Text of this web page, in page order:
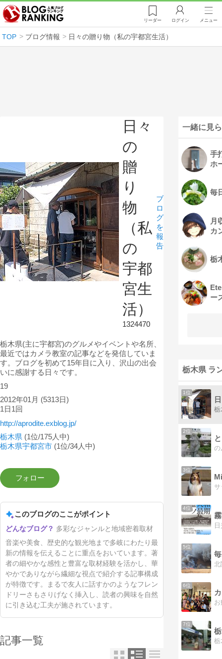
リーダー ログイン メニュー
TOP ブログ情報 日々の贈り物（私の宇都宮生活）
日々
の
贈
り
物
（私
の
宇都
宮生
活）
1324470
ブ
ロ
グ
を
報
告
栃木県(主に宇都宮)のグルメやイベントや名所、
最近ではカメラ教室の記事などを発信していま
す。ブログを初めて15年目に入り、沢山の出会
いに感謝する日々です。
19
2012年01月 (5313日)
1日1回
http://aprodite.exblog.jp/
栃木県 (1位/175人中)
栃木県宇都宮市 (1位/34人中)
このブログのここがポイント
多彩なジャンルと地域密着取材
音楽や美食、歴史的な観光地まで多岐にわたり最
新の情報を伝えることに重点をおいています。著
者の細やかな感性と豊富な取材経験を活かし、華
やかでありながら繊細な視点で紹介する記事構成
が特徴です。まるで友人に話すかのようなフレン
ドリーさもさりげなく挿入し、読者の興味を自然
に引き込む工夫が施されています。
記事一覧
一緒に見
手
ホ
毎
月
カ
栃
ー
栃木県 ラ
1位
2位
3位
4位
5位
6位
7位